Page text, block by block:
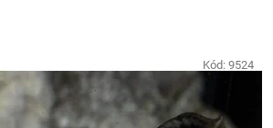
Kód: 9524